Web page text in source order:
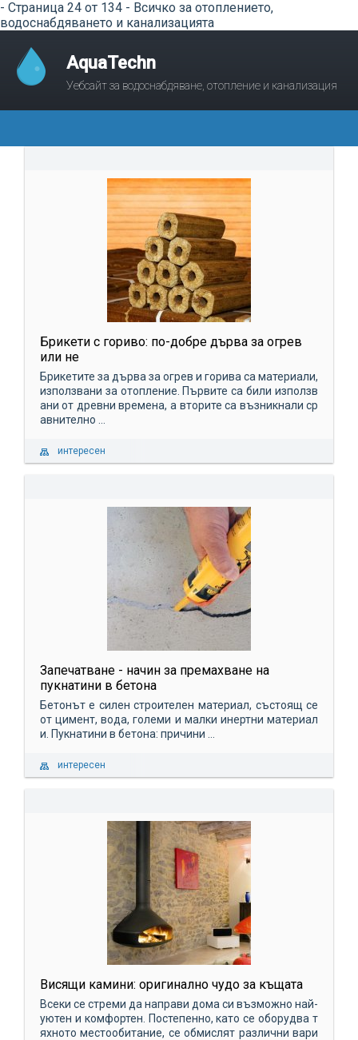
- Страница 24 от 134 - Всичко за отоплението,
водоснабдяването и канализацията
AquaTechn
Уебсайт за водоснабдяване, отопление и канализация
Брикети с гориво: по-добре дърва за огрев
или не
Брикетите за дърва за огрев и горива са материали,
използвани за отопление. Първите са били използв
ани от древни времена, а вторите са възникнали ср
авнително ...
интересен
Запечатване - начин за премахване на
пукнатини в бетона
Бетонът е силен строителен материал, състоящ се
от цимент, вода, големи и малки инертни материал
и. Пукнатини в бетона: причини ...
интересен
Висящи камини: оригинално чудо за къщата
Всеки се стреми да направи дома си възможно най-
уютен и комфортен. Постепенно, като се оборудва т
яхното местообитание, се обмислят различни вари